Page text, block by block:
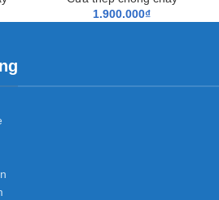
điểm.
PVC
dạng mẫu phù hợp với thiết kế nội
1.900.000₫